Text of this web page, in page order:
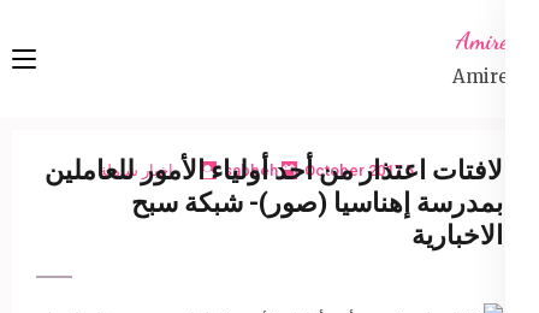
content
Enter)
Amireta
Amireta
5 October 2017
sabbeh اخبار شاملة
لافتات اعتذار من أحد أولياء الأمور للعاملين
بمدرسة إهناسيا (صور)- شبكة سبح
الاخبارية